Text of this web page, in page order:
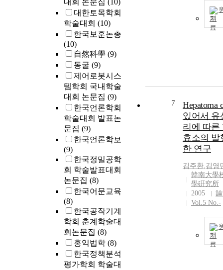
대회 논문집 (10)
대한토목학회
학술대회 (10)
한국보훈논총
(10)
自然科學 (9)
동굴 (9)
제어로봇시스
템학회 국내학술
대회 논문집 (9)
한국언론학회
학술대회 발표논
문집 (9)
한국언론학보
(9)
한국정밀공학
회 학술발표대회
논문집 (8)
한국어문교육
(8)
한국공작기계
학회 춘계학술대
회논문집 (8)
홍익법학 (8)
한국정책분석
평가학회 학술대
국조선산업
의 1차적 원
다도 국가의
목에 따른 전
물주기상 조
적 조건이 한
의 발전을 가
커밍스는 동
업화가 2차대
의 후원아래
본의 동북아
연관돼 있고
경쟁력을 상
주변국으로
계적 세계체
(Flying
상품주기
기
7
Hepatoma
있어서 유
리에 따른
효소의 발
한 연구
김주환,김영
韓南大學
學硏究所
2005
Vol.5 No.-
기